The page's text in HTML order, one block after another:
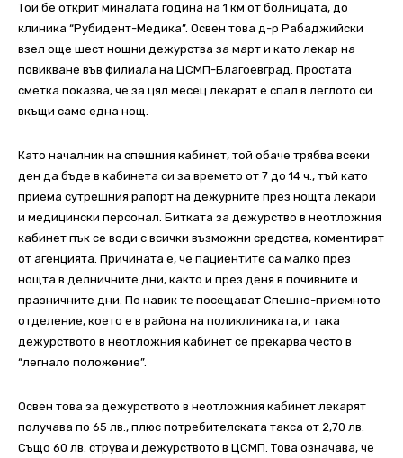
Той бе открит миналата година на 1 км от болницата, до
клиника “Рубидент-Медика”. Освен това д-р Рабаджийски
взел още шест нощни дежурства за март и като лекар на
повикване във филиала на ЦСМП-Благоевград. Простата
сметка показва, че за цял месец лекарят е спал в леглото си
вкъщи само една нощ.
Като началник на спешния кабинет, той обаче трябва всеки
ден да бъде в кабинета си за времето от 7 до 14 ч., тъй като
приема сутрешния рапорт на дежурните през нощта лекари
и медицински персонал. Битката за дежурство в неотложния
кабинет пък се води с всички възможни средства, коментират
от агенцията. Причината е, че пациентите са малко през
нощта в делничните дни, както и през деня в почивните и
празничните дни. По навик те посещават Спешно-приемното
отделение, което е в района на поликлиниката, и така
дежурството в неотложния кабинет се прекарва често в
“легнало положение”.
Освен това за дежурството в неотложния кабинет лекарят
получава по 65 лв., плюс потребителската такса от 2,70 лв.
Също 60 лв. струва и дежурството в ЦСМП. Това означава, че